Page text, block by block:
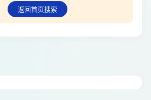
返回首页搜索